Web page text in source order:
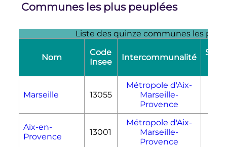
Communes les plus peuplées
Liste des quinze communes les
Nom
Code
Insee
Intercommunalité
Marseille 13055
Métropole d'Aix-
Marseille-
Provence
Aix-en-
Provence
13001
Métropole d'Aix-
Marseille-
Provence